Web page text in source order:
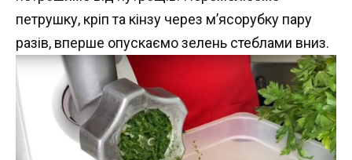
петрушку, кріп та кінзу через м’ясорубку пару
разів, вперше опускаємо зелень стеблами вниз.